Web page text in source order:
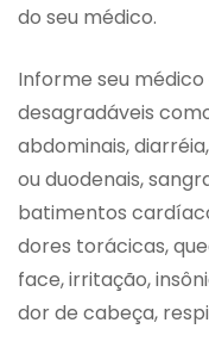
do seu médico.
Informe seu
desagradáveis
abdominais,
ou duodenais,
batimentos
dores torácicas,
face, irritação,
dor de cabeça,